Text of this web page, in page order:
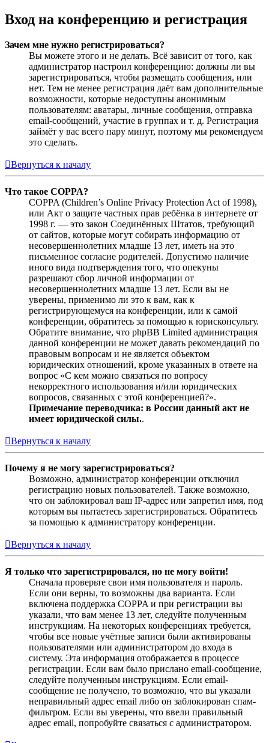
Вход на конференцию и регистрация
Зачем мне нужно регистрироваться?
Вы можете этого и не делать. Всё зависит от того, как
администратор настроил конференцию: должны ли вы
зарегистрироваться, чтобы размещать сообщения, или
нет. Тем не менее регистрация даёт вам дополнительные
возможности, которые недоступны анонимным
пользователям: аватары, личные сообщения, отправка
email-сообщений, участие в группах и т. д. Регистрация
займёт у вас всего пару минут, поэтому мы рекомендуем
это сделать.
Вернуться к началу
Что такое COPPA?
COPPA (Children’s Online Privacy Protection Act of 1998),
или Акт о защите частных прав ребёнка в интернете от
1998 г. — это закон Соединённых Штатов, требующий
от сайтов, которые могут собирать информацию от
несовершеннолетних младше 13 лет, иметь на это
письменное согласие родителей. Допустимо наличие
иного вида подтверждения того, что опекуны
разрешают сбор личной информации от
несовершеннолетних младше 13 лет. Если вы не
уверены, применимо ли это к вам, как к
регистрирующемуся на конференции, или к самой
конференции, обратитесь за помощью к юрисконсульту.
Обратите внимание, что phpBB Limited администрация
данной конференции не может давать рекомендаций по
правовым вопросам и не является объектом
юридических отношений, кроме указанных в ответе на
вопрос «С кем можно связаться по вопросу
некорректного использования и/или юридических
вопросов, связанных с этой конференцией?».
Примечание переводчика: в России данный акт не
имеет юридической силы..
Вернуться к началу
Почему я не могу зарегистрироваться?
Возможно, администратор конференции отключил
регистрацию новых пользователей. Также возможно,
что он заблокировал ваш IP-адрес или запретил имя, под
которым вы пытаетесь зарегистрироваться. Обратитесь
за помощью к администратору конференции.
Вернуться к началу
Я только что зарегистрировался, но не могу войти!
Сначала проверьте свои имя пользователя и пароль.
Если они верны, то возможны два варианта. Если
включена поддержка COPPA и при регистрации вы
указали, что вам менее 13 лет, следуйте полученным
инструкциям. На некоторых конференциях требуется,
чтобы все новые учётные записи были активированы
пользователями или администратором до входа в
систему. Эта информация отображается в процессе
регистрации. Если вам было прислано email-сообщение,
следуйте полученным инструкциям. Если email-
сообщение не получено, то возможно, что вы указали
неправильный адрес email либо он заблокирован спам-
фильтром. Если вы уверены, что ввели правильный
адрес email, попробуйте связаться с администратором.